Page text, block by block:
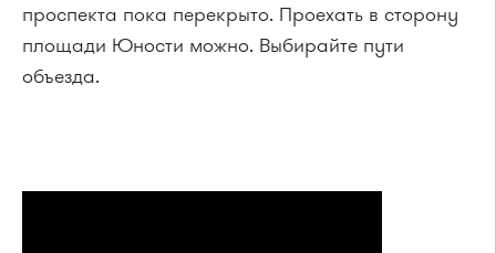
проспекта пока перекрыто. Проехать в сторону
площади Юности можно. Выбирайте пути
объезда.